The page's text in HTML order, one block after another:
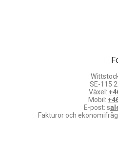
SE-115
Växel:
Mobil:
E-post: s
Fakturor och